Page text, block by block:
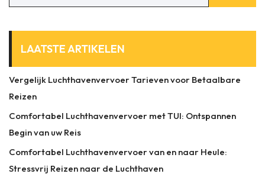
LAATSTE ARTIKELEN
Vergelijk Luchthavenvervoer Tarieven voor Betaalbare
Reizen
Comfortabel Luchthavenvervoer met TUI: Ontspannen
Begin van uw Reis
Comfortabel Luchthavenvervoer van en naar Heule:
Stressvrij Reizen naar de Luchthaven